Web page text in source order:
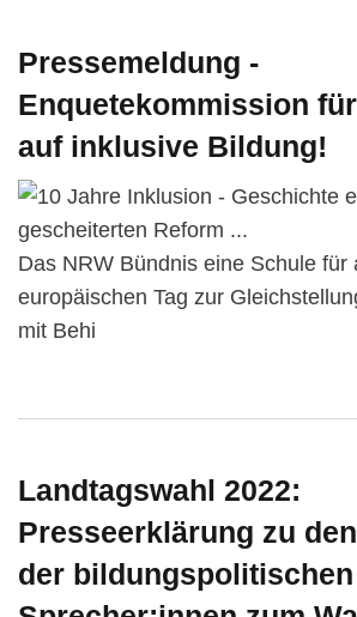
Pressemeldung -
Enquetekommission
auf inklusive Bildung!
Das NRW Bündnis eine Schule für
europäischen Tag zur
mit Behi
Landtagswahl 2022:
Presseerklärung zu
der bildungspolitischen